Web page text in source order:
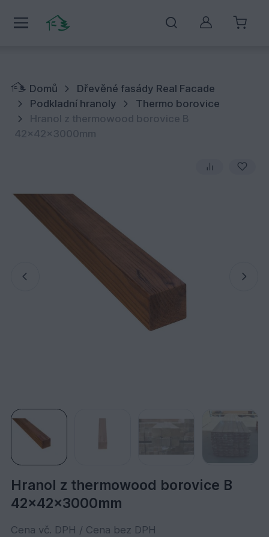
Můj účet
Domů
Dřevěné fasády Real Facade
Podkladní hranoly
Thermo borovice
Hranol z thermowood borovice B
42x42x3000mm
Hranol z thermowood borovice B
42x42x3000mm
Cena vč. DPH / Cena bez DPH